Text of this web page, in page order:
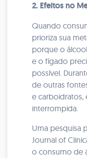
2. Efeitos no
Quando
prioriza sua
porque o
e o fígado
possível.
de outras
e carboidratos,
interrompida.
Uma pesquisa
Journal of
o consumo de